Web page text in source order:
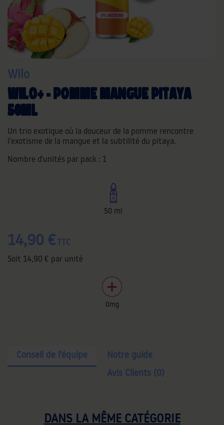
Wilo
WILO+ - POMME MANGUE PITAYA
50ML
Un trio exotique où la douceur de la pomme rencontre
l'exotisme de la mangue et la subtilité du pitaya.
Nombre d'unités par pack : 1
50 ml
14,90 € TTC
Soit 14,90 € par unité
0mg
Conseil de l'équipe
Notre guide
Avis Clients (0)
DANS LA MÊME CATÉGORIE